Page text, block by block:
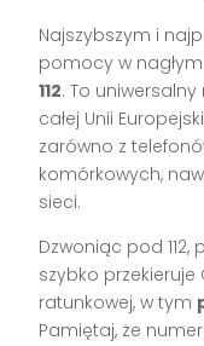
Najszybszym i
pomocy w
112. To
całej Unii
zarówno z
komórkowych,
sieci.
Dzwoniąc pod
szybko
ratunkowej, w tym
Pamiętaj, że